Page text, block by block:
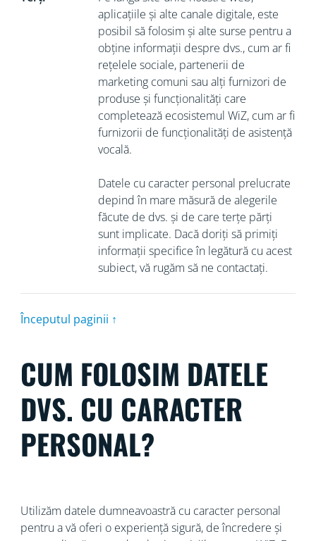
aplicațiile și alte canale digitale, este
posibil să folosim și alte surse pentru a
obține informații despre dvs., cum ar fi
rețelele sociale, partenerii de
marketing comuni sau alți furnizori de
produse și funcționalități care
completează ecosistemul WiZ, cum ar fi
furnizorii de funcționalități de asistență
vocală.
Datele cu caracter personal prelucrate
depind în mare măsură de alegerile
făcute de dvs. și de care terțe părți
sunt implicate. Dacă doriți să primiți
informații specifice în legătură cu acest
subiect, vă rugăm să ne contactați.
Începutul paginii ↑
CUM FOLOSIM DATELE
DVS. CU CARACTER
PERSONAL?
Utilizăm datele dumneavoastră cu caracter personal
pentru a vă oferi o experiență sigură, de încredere și